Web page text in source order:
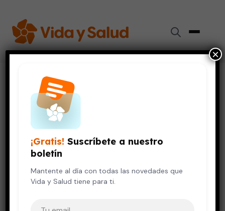
Embarazo y Bebés
¿Cómo puedes saber si estás ovulando?
EMBARAZO Y BEBÉS
¿Cómo puedes saber si estás
ovulando?
8 de septiembre, 2009 2 min de lectura
¡Gratis! Suscríbete a nuestro
boletín
Mantente al día con todas las novedades que
Vida y Salud tiene para ti.
×